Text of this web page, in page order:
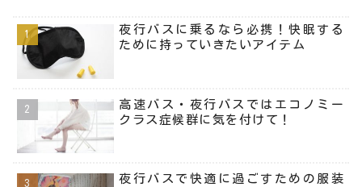
夜行バスに乗るなら必携！快眠する
ために持っていきたいアイテム
高速バス・夜行バスではエコノミー
クラス症候群に気を付けて！
夜行バスで快適に過ごすための服装